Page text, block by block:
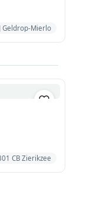
Geldrop-Mierlo
CB Zierikzee